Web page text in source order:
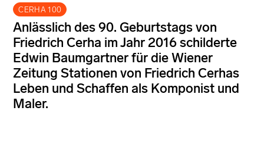
CERHA 100
Anlässlich des 90. Geburtstags von
Friedrich Cerha im Jahr 2016 schilderte
Edwin Baumgartner für die Wiener
Zeitung Stationen von Friedrich Cerhas
Leben und Schaffen als Komponist und
Maler.